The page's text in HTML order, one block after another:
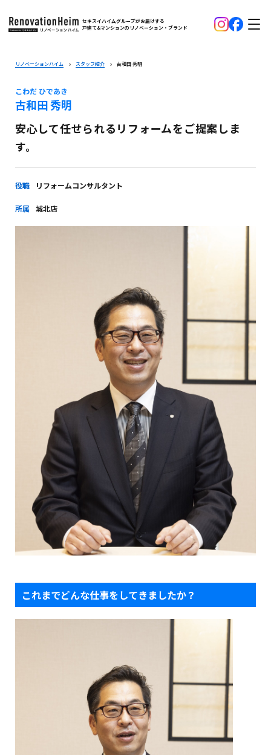
セキスイハイムグループがお届けする
戸建て&マンションのリノベーション・ブランド
リノベーションハイム スタッフ紹介 古和田 秀明
こわだ ひであき
古和田 秀明
安心して任せられるリフォームをご提案しま
す。
役職 リフォームコンサルタント
所属 城北店
これまでどんな仕事をしてきましたか？